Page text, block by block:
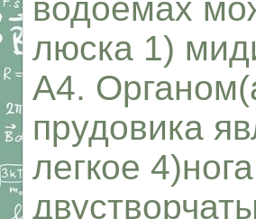
водоемах
люска 1)
А4.
прудовика
легкое